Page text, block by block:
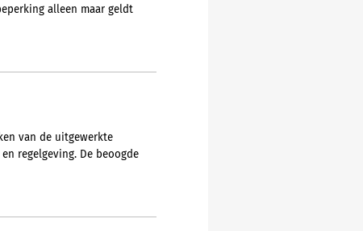
alleen maar geldt
van de uitgewerkte
regelgeving. De beoogde